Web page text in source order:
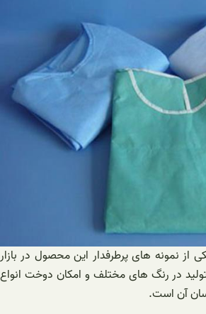
از نمونه های پرطرفدار این محصول در بازار
در رنگ های مختلف و امکان دوخت انواع
آن است.